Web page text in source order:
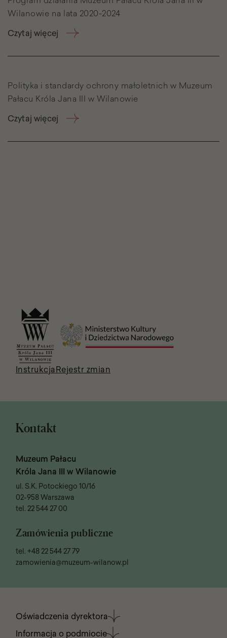
Wilanowie na lata 2020-2024
Czytaj więcej
Polityka i standardy ochrony małoletnich w Muzeum
Pałacu Króla Jana III w Wilanowie
Czytaj więcej
InstrukcjaRejestr zmian
Kontakt
Muzeum Pałacu
Króla Jana III w Wilanowie
ul. S.K. Potockiego 10/16
02-958 Warszawa
tel. 22 544 27 00
Zamówienia publiczne
tel. +48 22 544 27 79
zamowienia@muzeum-wilanow.pl
Menu
w
stopce
Oświadczenia dyrektora
Informacja o podmiocie